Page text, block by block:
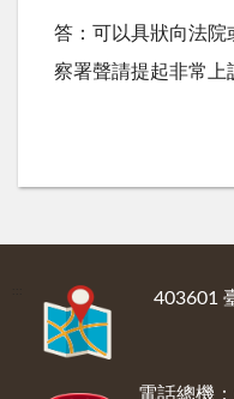
答：可以具狀向法院
察署聲請提起非常上
403601
電話總機